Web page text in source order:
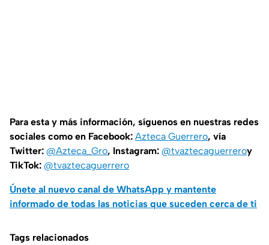
Para esta y más información, síguenos en nuestras redes
sociales como en Facebook: Azteca Guerrero, vía
Twitter: @Azteca_Gro, Instagram: @tvaztecaguerreroy
TikTok: @tvaztecaguerrero
Únete al nuevo canal de WhatsApp y mantente
informado de todas las noticias que suceden cerca de ti
Tags relacionados